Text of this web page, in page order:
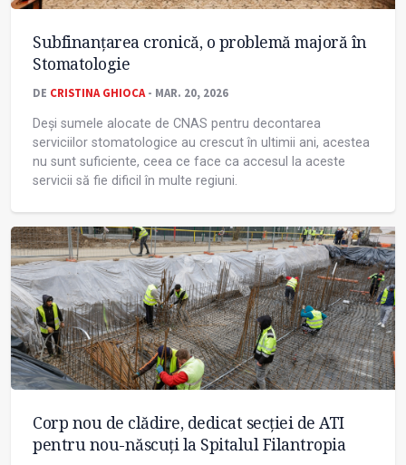
Subfinanțarea cronică, o problemă majoră în
Stomatologie
DE CRISTINA GHIOCA- MAR. 20, 2026
Deși sumele alocate de CNAS pentru decontarea
serviciilor stomatologice au crescut în ultimii ani, acestea
nu sunt suficiente, ceea ce face ca accesul la aceste
servicii să fie dificil în multe regiuni.
Corp nou de clădire, dedicat secției de ATI
pentru nou-născuți la Spitalul Filantropia